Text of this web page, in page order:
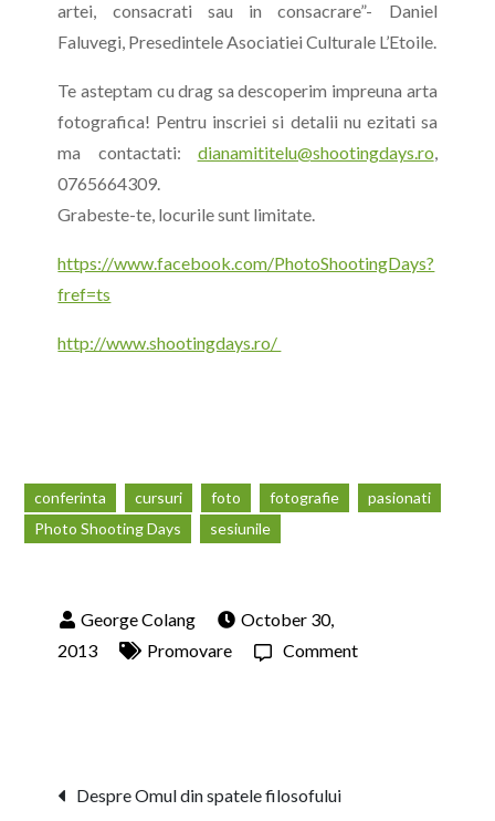
artei, consacrati sau in consacrare”- Daniel
Faluvegi, Presedintele Asociatiei Culturale L’Etoile.
Te asteptam cu drag sa descoperim impreuna arta
fotografica! Pentru inscriei si detalii nu ezitati sa
ma contactati: dianamititelu@shootingdays.ro
0765664309.
Grabeste-te, locurile sunt limitate.
https://www.facebook.com/PhotoShootingDays?
fref=ts
http://www.shootingdays.ro/
conferinta cursuri foto fotografie
pasionati
Photo Shooting Days
sesiunile
October 30,
2013
Promovare Commenton
Post
Despre Omul din spatele filosofului